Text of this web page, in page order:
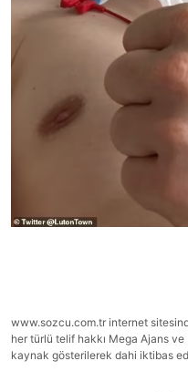
www.sozcu.com.tr internet
her türlü telif hakkı Mega Ajans
kaynak gösterilerek dahi iktibas